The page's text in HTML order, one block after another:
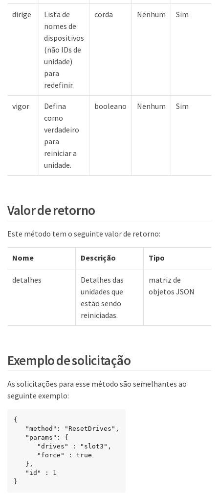
dirige
Lista de
nomes de
dispositivos
(não IDs de
unidade)
para
redefinir.
corda Nenhum Sim
vigor
Defina
como
verdadeiro
para
reiniciar a
unidade.
booleano Nenhum Sim
Valor de retorno
Este método tem o seguinte valor de retorno:
Nome Descrição Tipo
detalhes
Detalhes das
unidades que
estão sendo
reiniciadas.
matriz de
objetos JSON
Exemplo de solicitação
As solicitações para esse método são semelhantes ao
seguinte exemplo:
{
}